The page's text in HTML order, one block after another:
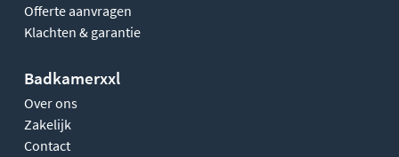
Offerte aanvragen
Klachten & garantie
Badkamerxxl
Over ons
Zakelijk
Contact